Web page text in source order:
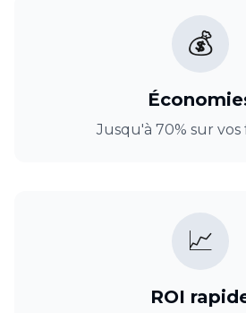
💰
Jusqu'à 70% sur
📈
ROI